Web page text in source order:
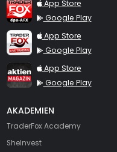
App Store
Google Play
TraderFox Live Trading
App Store
Google Play
TraderFox aktien Magazin
App Store
Google Play
AKADEMIEN
TraderFox Academy
SheInvest